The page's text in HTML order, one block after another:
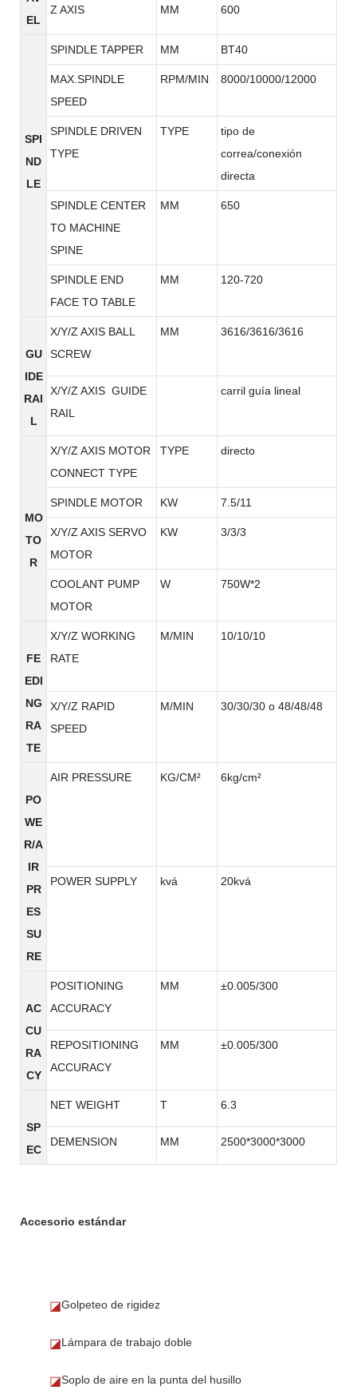
EL
Z AXIS MM 600
SPI
ND
LE
SPINDLE TAPPER MM BT40
MAX.SPINDLE
SPEED
RPM/MIN 8000/10000/12000
SPINDLE DRIVEN
TYPE
TYPE
tipo de
correa/conexión
directa
SPINDLE CENTER
TO MACHINE
SPINE
MM 650
SPINDLE END
FACE TO TABLE
MM 120-720
GU
IDE
RAI
L
X/Y/Z AXIS BALL
SCREW
MM 3616/3616/3616
X/Y/Z AXIS GUIDE
RAIL
carril guía lineal
MO
TO
R
X/Y/Z AXIS MOTOR
CONNECT TYPE
TYPE directo
SPINDLE MOTOR KW 7.5/11
X/Y/Z AXIS SERVO
MOTOR
KW 3/3/3
COOLANT PUMP
MOTOR
W 750W*2
FE
EDI
NG
RA
TE
X/Y/Z WORKING
RATE
M/MIN 10/10/10
X/Y/Z RAPID
SPEED
M/MIN 30/30/30 o 48/48/48
PO
WE
R/A
IR
PR
ES
SU
RE
AIR PRESSURE KG/CM² 6kg/cm²
POWER SUPPLY kvá 20kvá
AC
CU
RA
CY
POSITIONING
ACCURACY
MM ±0.005/300
REPOSITIONING
ACCURACY
MM ±0.005/300
SP
EC
NET WEIGHT T 6.3
DEMENSION MM 2500*3000*3000
Accesorio estándar
◪Golpeteo de rigidez
◪Lámpara de trabajo doble
◪Soplo de aire en la punta del husillo